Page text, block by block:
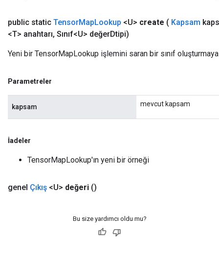
public static TensorMapLookup <U> create ( Kapsam
<T> anahtarı, Sınıf<U> değerDtipi)
Yeni bir TensorMapLookup işlemini saran bir sınıf
Parametreler
kapsam mevcut kapsam
İadeler
TensorMapLookup'ın yeni bir örneği
genel Çıkış <U> değeri ()
Bu size yardımcı oldu mu?